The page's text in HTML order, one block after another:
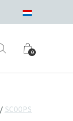
0
SCOOPS